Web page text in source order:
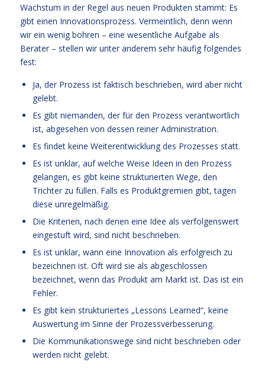
Wachstum in der Regel aus neuen Produkten stammt: Es
gibt einen Innovationsprozess. Vermeintlich, denn wenn
wir ein wenig bohren – eine wesentliche Aufgabe als
Berater – stellen wir unter anderem sehr häufig folgendes
fest:
Ja, der Prozess ist faktisch beschrieben, wird aber nicht
gelebt.
Es gibt niemanden, der für den Prozess verantwortlich
ist, abgesehen von dessen reiner Administration.
Es findet keine Weiterentwicklung des Prozesses statt.
Es ist unklar, auf welche Weise Ideen in den Prozess
gelangen, es gibt keine strukturierten Wege, den
Trichter zu füllen. Falls es Produktgremien gibt, tagen
diese unregelmäßig.
Die Kriterien, nach denen eine Idee als verfolgenswert
eingestuft wird, sind nicht beschrieben.
Es ist unklar, wann eine Innovation als erfolgreich zu
bezeichnen ist. Oft wird sie als abgeschlossen
bezeichnet, wenn das Produkt am Markt ist. Das ist ein
Fehler.
Es gibt kein strukturiertes „Lessons Learned“, keine
Auswertung im Sinne der Prozessverbesserung.
Die Kommunikationswege sind nicht beschrieben oder
werden nicht gelebt.